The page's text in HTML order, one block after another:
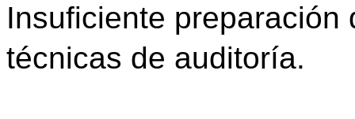
Insuficiente
técnicas de auditoría. 